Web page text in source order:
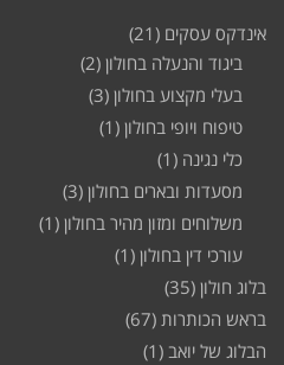
אינדקס עסקים (21)
ביגוד והנעלה בחולון (2)
בעלי מקצוע בחולון (3)
טיפוח ויופי בחולון (1)
כלי נגינה (1)
מסעדות ובארים בחולון (3)
משלוחים ומזון מהיר בחולון (1)
עורכי דין בחולון (1)
בלוג חולון (35)
בראש הכותרות (67)
הבלוג של יואב (1)